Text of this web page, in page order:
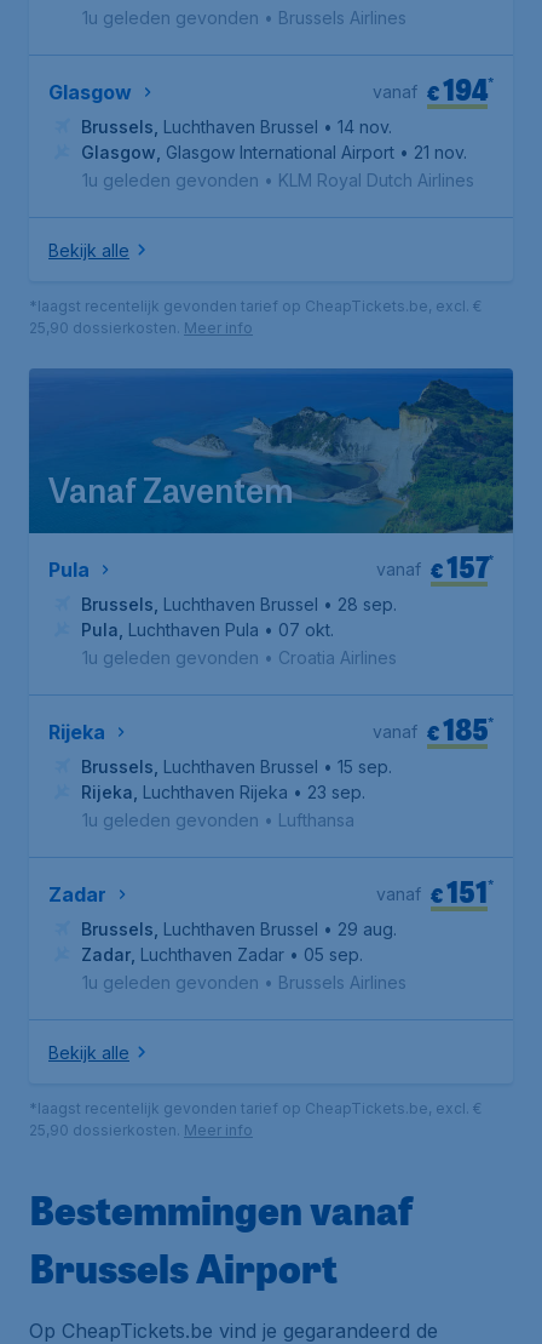
1u geleden gevonden • Brussels Airlines
Glasgow €194*
vanaf
Brussels Luchthaven Brussel • 14 nov.
Glasgow Glasgow International Airport • 21 nov.
1u geleden gevonden • KLM Royal Dutch Airlines
Bekijk alle
*laagst recentelijk gevonden tarief op CheapTickets.be, excl. €
25,90 dossierkosten. Meer info
Vanaf Zaventem
Pula €157*
vanaf
Brussels Luchthaven Brussel • 28 sep.
Pula Luchthaven Pula • 07 okt.
1u geleden gevonden • Croatia Airlines
Rijeka €185*
vanaf
Brussels Luchthaven Brussel • 15 sep.
Rijeka Luchthaven Rijeka • 23 sep.
1u geleden gevonden • Lufthansa
Zadar €151*
vanaf
Brussels Luchthaven Brussel • 29 aug.
Zadar Luchthaven Zadar • 05 sep.
1u geleden gevonden • Brussels Airlines
Bekijk alle
*laagst recentelijk gevonden tarief op CheapTickets.be, excl. €
25,90 dossierkosten. Meer info
Bestemmingen vanaf
Brussels Airport
Op CheapTickets.be vind je gegarandeerd de